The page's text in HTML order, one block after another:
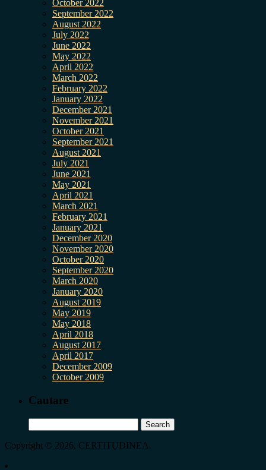
October 2022
September 2022
August 2022
July 2022
June 2022
May 2022
April 2022
March 2022
February 2022
January 2022
December 2021
November 2021
October 2021
September 2021
August 2021
July 2021
June 2021
May 2021
April 2021
March 2021
February 2021
January 2021
December 2020
November 2020
October 2020
September 2020
March 2020
January 2020
August 2019
May 2019
May 2018
April 2018
August 2017
April 2017
December 2009
October 2009
Cautare
for:
Copyright © 2026, CERTITUDINEA.